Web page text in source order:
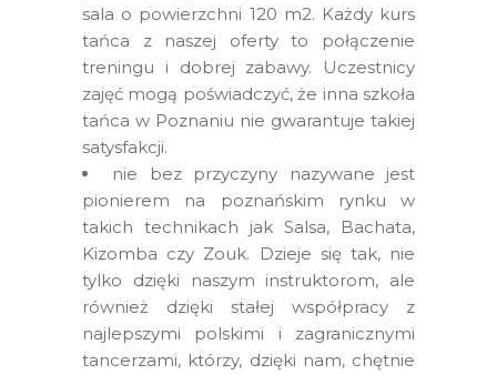
sala o powierzchni 120 m2. Każdy kurs
tańca z naszej oferty to połączenie
treningu i dobrej zabawy. Uczestnicy
zajęć mogą poświadczyć, że inna szkoła
tańca w Poznaniu nie gwarantuje takiej
satysfakcji.
nie bez przyczyny nazywane jest
pionierem na poznańskim rynku w
takich technikach jak Salsa, Bachata,
Kizomba czy Zouk. Dzieje się tak, nie
tylko dzięki naszym instruktorom, ale
również dzięki stałej współpracy z
najlepszymi polskimi i zagranicznymi
tancerzami, którzy, dzięki nam, chętnie